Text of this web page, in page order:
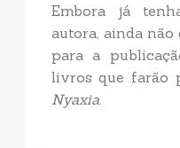
Embora já
autora, ainda
para a
livros que farão
Nyaxia.